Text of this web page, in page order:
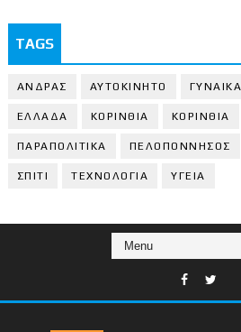
TAGS
ΑΝΔΡΑΣ ΑΥΤΟΚΙΝΗΤΟ ΓΥΝΑΙΚΑ
ΕΛΛΑΔΑ ΚΟΡΙΝΘΙΑ ΚΟΡΙΝΘΙA
ΠΑΡΑΠΟΛΙΤΙΚΑ ΠΕΛΟΠΟΝΝΗΣΟΣ
ΣΠΙΤΙ ΤΕΧΝΟΛΟΓΙΑ ΥΓΕΙΑ